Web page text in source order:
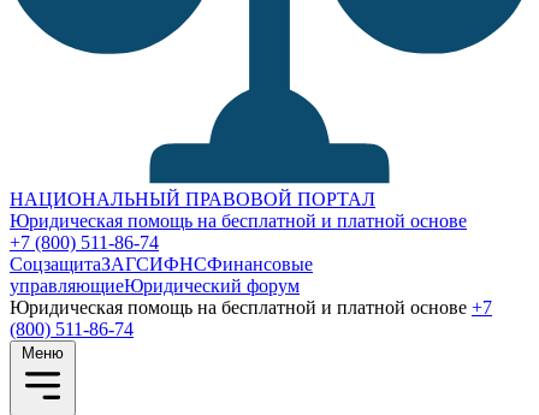
НАЦИОНАЛЬНЫЙ ПРАВОВОЙ ПОРТАЛ
Юридическая помощь на бесплатной и платной основе
+7 (800) 511-86-74
СоцзащитаЗАГСИФНСФинансовые
управляющиеЮридический форум
Юридическая помощь на бесплатной и платной основе +7
(800) 511-86-74
Меню